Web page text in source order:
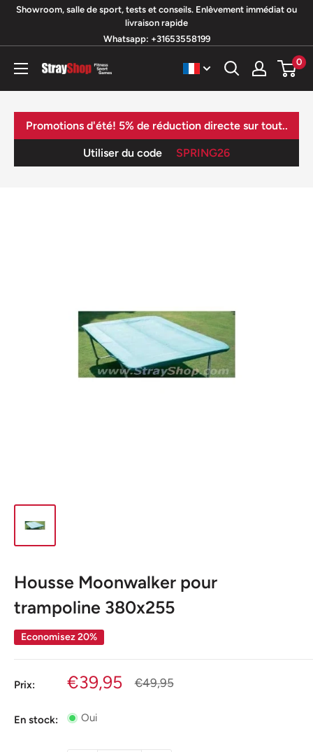
Passer
contenu
Showroom, salle de sport, tests et conseils. Enlèvement immédiat ou
livraison rapide
Whatsapp: +31653558199
StrayShop
B.V.
0
Promotions d'été! 5% de réduction directe sur tout..
Utiliser du code SPRING26
Housse Moonwalker pour
trampoline 380x255
Economisez 20%
Prix:
Prix
€39,95
Prix
€49,95
En stock: Oui